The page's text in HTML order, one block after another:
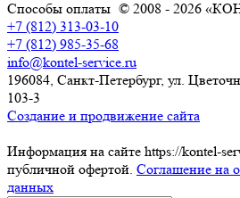
Способы оплаты © 2008 - 2026
+7 (812) 313-03-10
+7 (812) 985-35-68
info@kontel-service.ru
196084, Санкт-Петербург, ул.
103-3
Создание и продвижение сайта
Информация на сайте https://kontel-
публичной офертой. Соглашение на
данных